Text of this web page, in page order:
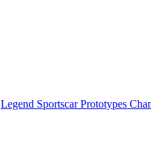
Legend Sportscar Prototypes